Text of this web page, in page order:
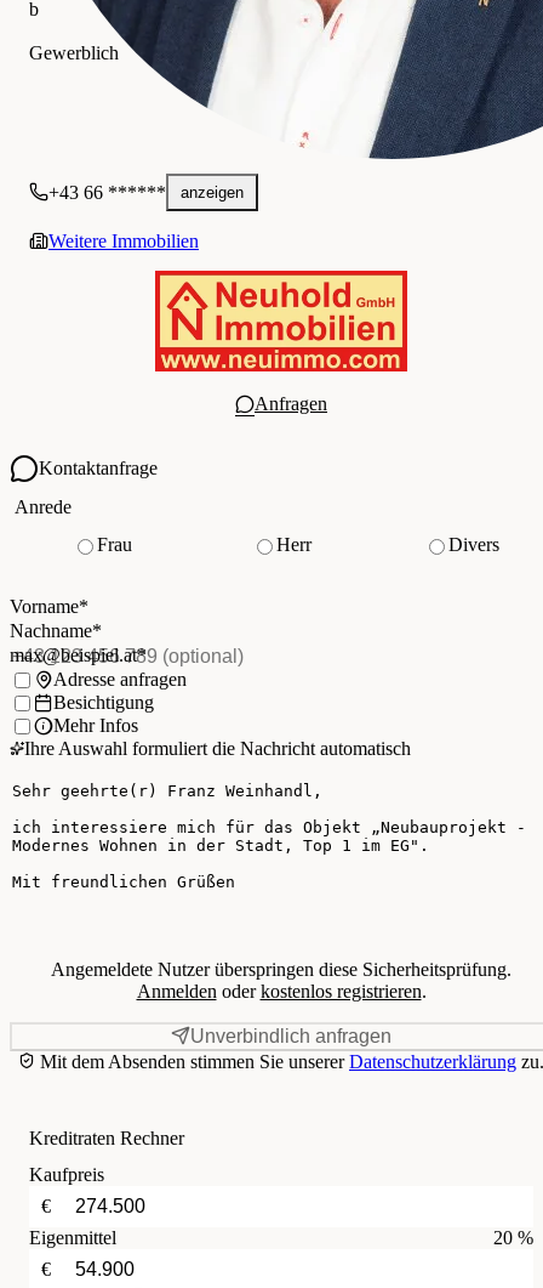
b
NEUHOLD IMMOBILIEN GmbH
Gewerblich
+43 66 ****** anzeigen
Weitere Immobilien
Anfragen
Kontaktanfrage
Ihre Kontaktdaten
Anrede
Frau
Herr
Divers
Vorname*
Nachname
Nachname*
E-Mail*(Pflichtfeld)
max@beispiel.at*
Telefon(optional)
Ich möchte:Adresse anfragen
Besichtigung
Mehr Infos
Ihre Auswahl formuliert die Nachricht automatisch
Ihre Nachricht
Angemeldete Nutzer überspringen diese Sicherheitsprüfung.
Anmelden oderkostenlos registrieren.
Unverbindlich anfragen
Mit dem Absenden stimmen Sie unsererDatenschutzerklärung zu.
Kreditraten Rechner
Kaufpreis
€
Eigenmittel
20 %
€